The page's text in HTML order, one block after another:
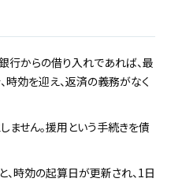
行からの借り入れであれば、最
効を迎え、返済の義務がなく
せん。援用という手続きを債
、時効の起算日が更新され、1日